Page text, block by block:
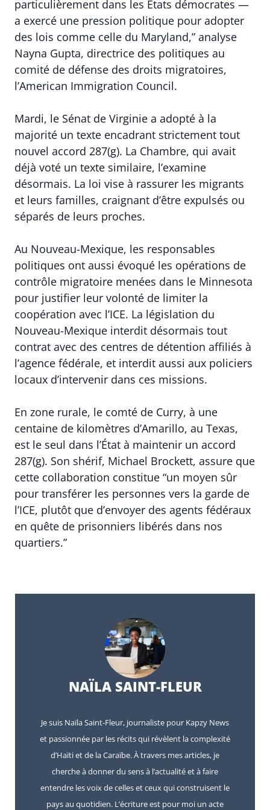
particulièrement dans les États démocrates —
a exercé une pression politique pour adopter
des lois comme celle du Maryland,” analyse
Nayna Gupta, directrice des politiques au
comité de défense des droits migratoires,
l’American Immigration Council.
Mardi, le Sénat de Virginie a adopté à la
majorité un texte encadrant strictement tout
nouvel accord 287(g). La Chambre, qui avait
déjà voté un texte similaire, l’examine
désormais. La loi vise à rassurer les migrants
et leurs familles, craignant d’être expulsés ou
séparés de leurs proches.
Au Nouveau-Mexique, les responsables
politiques ont aussi évoqué les opérations de
contrôle migratoire menées dans le Minnesota
pour justifier leur volonté de limiter la
coopération avec l’ICE. La législation du
Nouveau-Mexique interdit désormais tout
contrat avec des centres de détention affiliés à
l’agence fédérale, et interdit aussi aux policiers
locaux d’intervenir dans ces missions.
En zone rurale, le comté de Curry, à une
centaine de kilomètres d’Amarillo, au Texas,
est le seul dans l’État à maintenir un accord
287(g). Son shérif, Michael Brockett, assure que
cette collaboration constitue “un moyen sûr
pour transférer les personnes vers la garde de
l’ICE, plutôt que d’envoyer des agents fédéraux
en quête de prisonniers libérés dans nos
quartiers.”
NAÏLA SAINT-FLEUR
Je suis Naïla Saint-Fleur, journaliste pour Kapzy News
et passionnée par les récits qui révèlent la complexité
d’Haïti et de la Caraïbe. À travers mes articles, je
cherche à donner du sens à l’actualité et à faire
entendre les voix de celles et ceux qui construisent le
pays au quotidien. L’écriture est pour moi un acte